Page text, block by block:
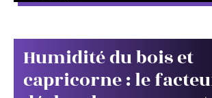
Humidité du bois et
capricorne : le